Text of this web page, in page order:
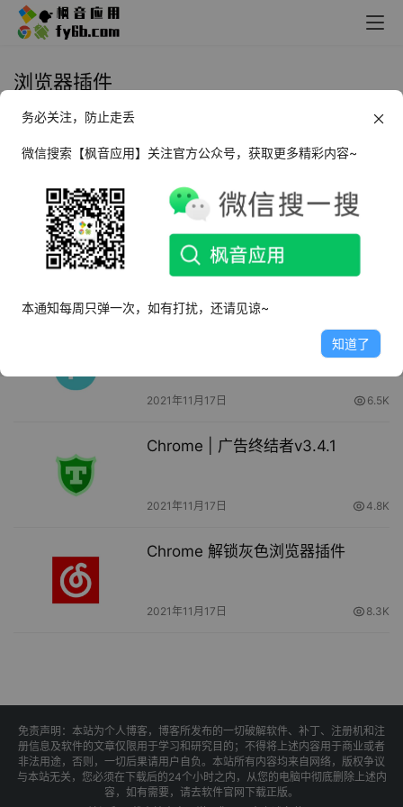
浏览器插件
2025年5月16日
Chrome | 浏览器夜间模式件 —
Dark Reader v4.9.33
Chrome | 网盘助手v0.4.7
2021年11月17日 6.5K
Chrome | 广告终结者v3.4.1
2021年11月17日 4.8K
Chrome 解锁灰色浏览器插件
2021年11月17日 8.3K
免责声明：本站为个人博客，博客所发布的一切破解软件、补丁、注册机和注
册信息及软件的文章仅限用于学习和研究目的；不得将上述内容用于商业或者
非法用途，否则，一切后果请用户自负。本站所有内容均来自网络，版权争议
与本站无关，您必须在下载后的24个小时之内，从您的电脑中彻底删除上述内
容，如有需要，请去软件官网下载正版。
务必关注，防止走丢
微信搜索【枫音应用】关注官方公众号，获取更多精彩内容~
本通知每周只弹一次，如有打扰，还请见谅~
知道了